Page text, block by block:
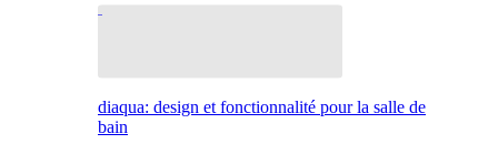
diaqua: design et fonctionnalité pour la salle de
bain